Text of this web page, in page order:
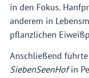
in den Fokus.
anderem in
pflanzlichen
Anschließend
SiebenSeenHofin